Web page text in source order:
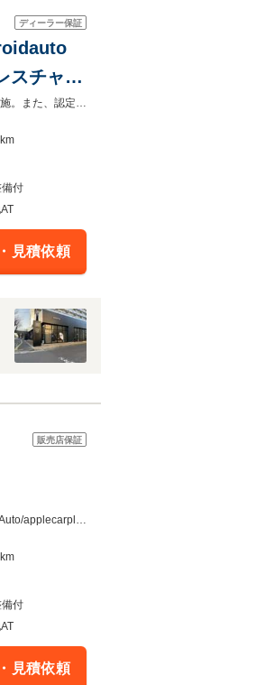
ディーラー保証
スチャー
欧米７ブランド取扱い新車中古車正規ディーラー全国陸送納車可能。安心の正規ディーラーにて納車前整備実施。また、認定中古車保証もあり。沢山のお問合せお待ちしております
付
見積依頼
販売店保証
県内唯一正規ディーラーです！無料お見積り大歓迎！！ナビ ETC シートヒーター パワーシート AndroidAuto/applecarplay
付
見積依頼